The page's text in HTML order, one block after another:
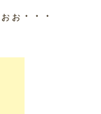
ぉ・・・